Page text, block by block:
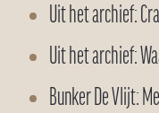
Uit het archief:
Uit het archief:
Bunker De Vlijt: